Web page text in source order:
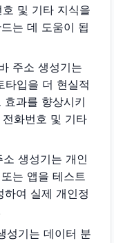
및 기타 지식을
는 데 도움이 됩
주소 생성기는
타입을 더 현실적
과를 향상시키
화번호 및 기타
소 생성기는 개인
는 앱을 테스트
여 실제 개인정
성기는 데이터 분